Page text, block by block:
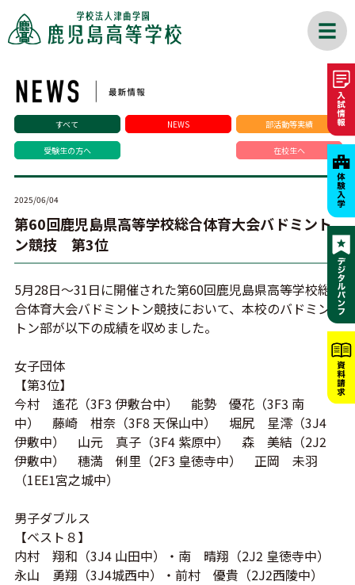
すべて NEWS 部活動等実績
受験生の方へ 在校生へ
2025/06/04
第60回鹿児島県高等学校総合体育大会バドミント
ン競技 第3位
5月28日～31日に開催された第60回鹿児島県高等学校総
合体育大会バドミントン競技において、本校のバドミン
トン部が以下の成績を収めました。
女子団体
【第3位】
今村 遙花（3F3 伊敷台中） 能勢 優花（3F3 南
中） 藤崎 柑奈（3F8 天保山中） 堀尻 星澪（3J4
伊敷中） 山元 真子（3F4 紫原中） 森 美結（2J2
伊敷中） 穗満 俐里（2F3 皇徳寺中） 正岡 未羽
（1EE1宮之城中）
男子ダブルス
【ベスト８】
内村 翔和（3J4 山田中）・南 晴翔（2J2 皇徳寺中）
永山 勇翔（3J4城西中）・前村 優貴（2J2西陵中）